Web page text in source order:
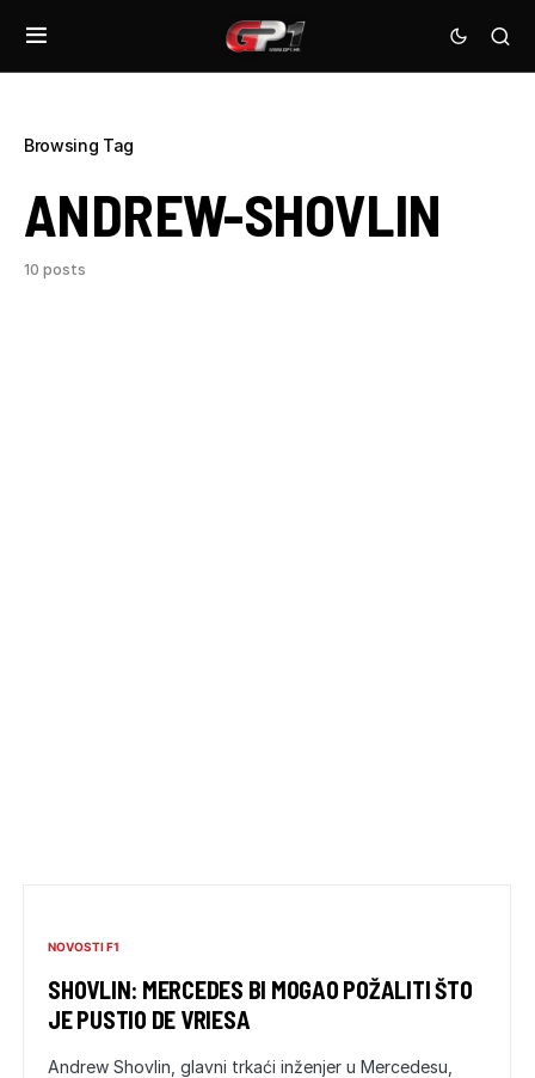
Browsing Tag
ANDREW-SHOVLIN
10 posts
NOVOSTI F1
SHOVLIN: MERCEDES BI MOGAO POŽALITI ŠTO
JE PUSTIO DE VRIESA
Andrew Shovlin, glavni trkaći inženjer u Mercedesu,